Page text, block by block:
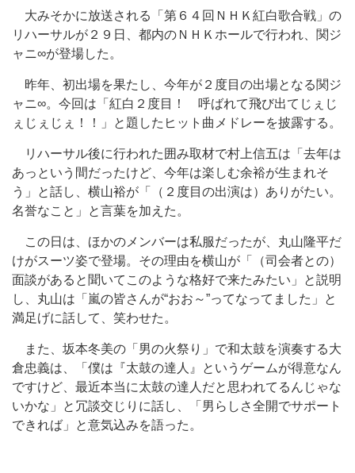
大みそかに放送される「第６４回ＮＨＫ紅白歌合戦」の
リハーサルが２９日、都内のＮＨＫホールで行われ、関ジ
ャニ∞が登場した。
昨年、初出場を果たし、今年が２度目の出場となる関ジ
ャニ∞。今回は「紅白２度目！ 呼ばれて飛び出てじぇじ
ぇじぇじぇ！！」と題したヒット曲メドレーを披露する。
リハーサル後に行われた囲み取材で村上信五は「去年は
あっという間だったけど、今年は楽しむ余裕が生まれそ
う」と話し、横山裕が「（２度目の出演は）ありがたい。
名誉なこと」と言葉を加えた。
この日は、ほかのメンバーは私服だったが、丸山隆平だ
けがスーツ姿で登場。その理由を横山が「（司会者との）
面談があると聞いてこのような格好で来たみたい」と説明
し、丸山は「嵐の皆さんが“おお～”ってなってました」と
満足げに話して、笑わせた。
また、坂本冬美の「男の火祭り」で和太鼓を演奏する大
倉忠義は、「僕は『太鼓の達人』というゲームが得意なん
ですけど、最近本当に太鼓の達人だと思われてるんじゃな
いかな」と冗談交じりに話し、「男らしさ全開でサポート
できれば」と意気込みを語った。